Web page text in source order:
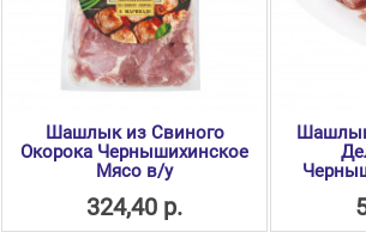
Шашлык из Свиного
Окорока Чернышихинское
Мясо в/у
324,40 р.